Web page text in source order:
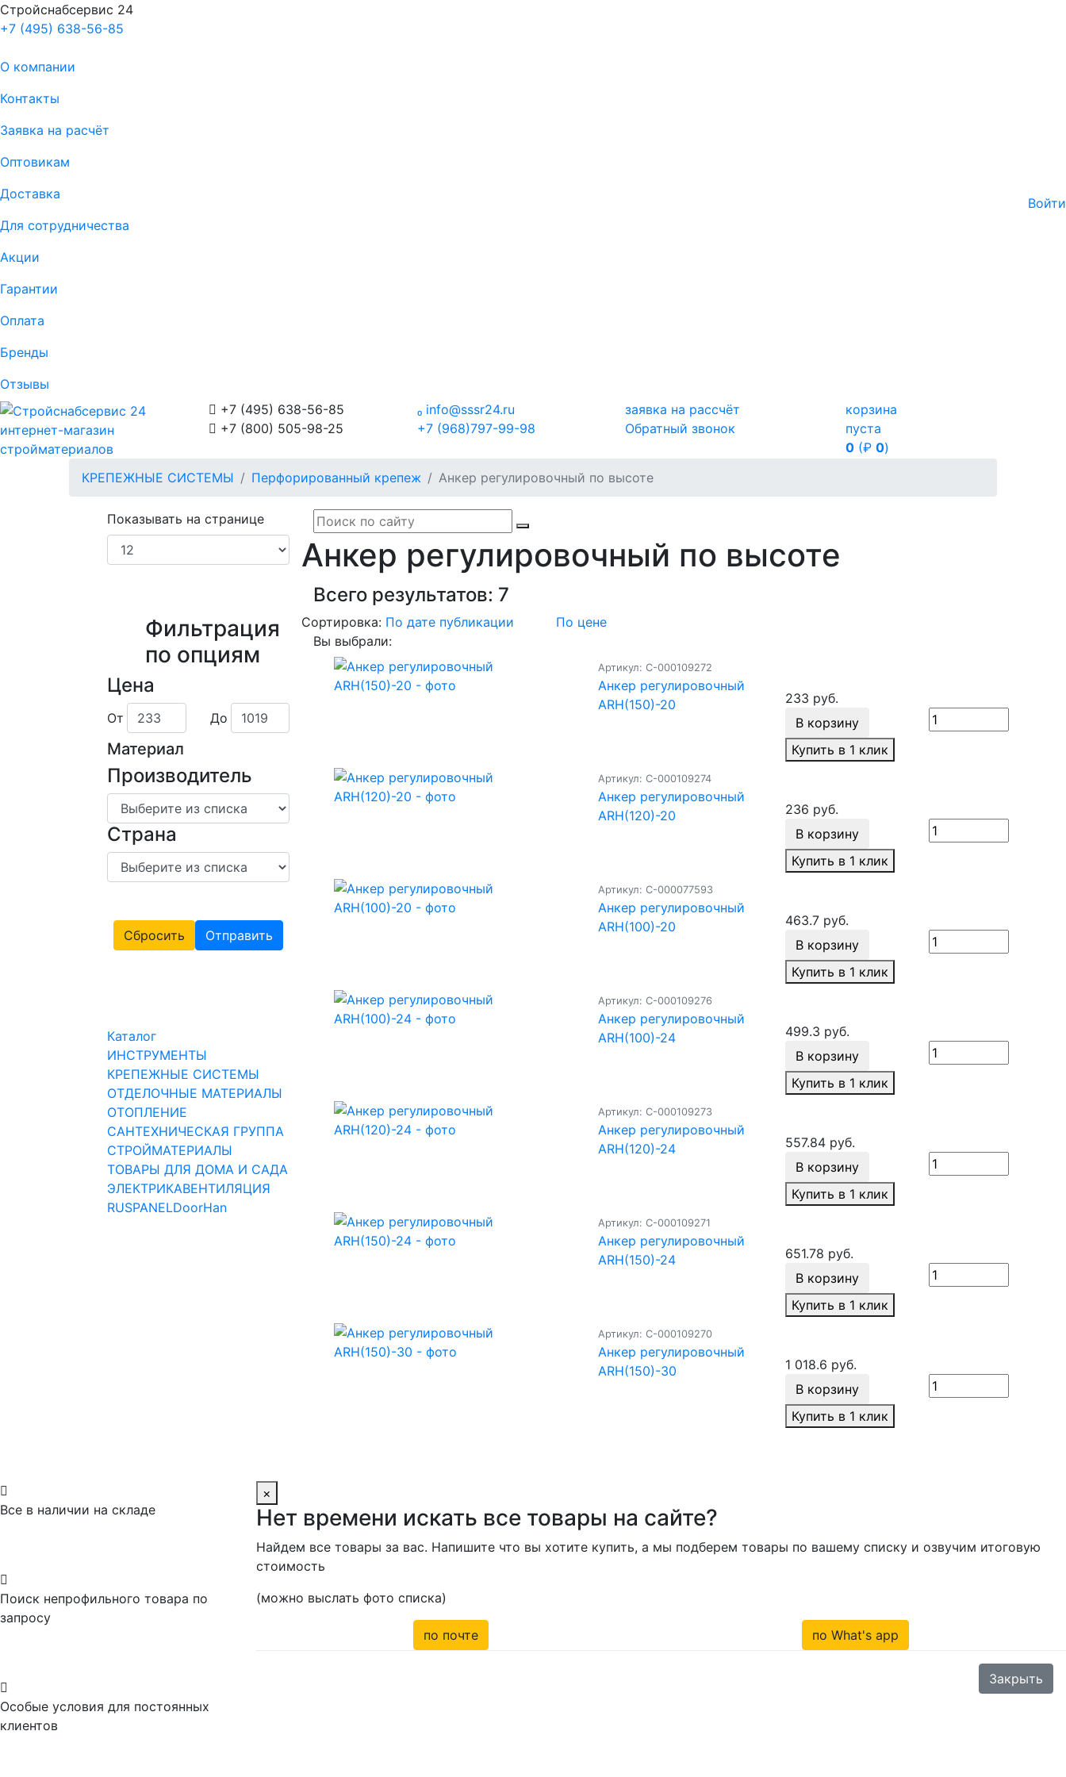
Стройснабсервис 24
+7 (495) 638-56-85
О компании
Контакты
Заявка на расчёт
Оптовикам
Доставка
Для сотрудничества
Акции
Гарантии
Оплата
Бренды
Отзывы
Войти
интернет-магазин
стройматериалов
корзина
пуста
0 (₽0)
 +7 (495) 638-56-85
 +7 (800) 505-98-25
info@sssr24.ru
+7 (968)797-99-98
заявка на рассчёт
Обратный звонок
КРЕПЕЖНЫЕ СИСТЕМЫ Перфорированный крепеж Анкер регулировочный по высоте
Анкер регулировочный по высоте
Всего результатов: 7
Сортировка: По дате публикации
По цене
Вы выбрали:
Артикул: С-000109272
Анкер регулировочный
ARH(150)-20
233 руб.
В корзину
Купить в 1 клик
Артикул: С-000109274
Анкер регулировочный
ARH(120)-20
236 руб.
В корзину
Купить в 1 клик
Артикул: С-000077593
Анкер регулировочный
ARH(100)-20
463.7 руб.
В корзину
Купить в 1 клик
Артикул: С-000109276
Анкер регулировочный
ARH(100)-24
499.3 руб.
В корзину
Купить в 1 клик
Артикул: С-000109273
Анкер регулировочный
ARH(120)-24
557.84 руб.
В корзину
Купить в 1 клик
Артикул: С-000109271
Анкер регулировочный
ARH(150)-24
651.78 руб.
В корзину
Купить в 1 клик
Артикул: С-000109270
Анкер регулировочный
ARH(150)-30
1 018.6 руб.
В корзину
Купить в 1 клик
Показывать на странице
Фильтрация
по опциям
Цена
От До
Материал
Производитель
Страна
Сбросить Отправить
Каталог
ИНСТРУМЕНТЫ
КРЕПЕЖНЫЕ СИСТЕМЫ
ОТДЕЛОЧНЫЕ МАТЕРИАЛЫ
ОТОПЛЕНИЕ
САНТЕХНИЧЕСКАЯ ГРУППА
СТРОЙМАТЕРИАЛЫ
ТОВАРЫ ДЛЯ ДОМА И САДА
ЭЛЕКТРИКАВЕНТИЛЯЦИЯ
RUSPANELDoorHan

Все в наличии на складе

Поиск непрофильного товара по
запросу

Особые условия для постоянных
клиентов
×
Нет времени искать все товары на сайте?
Найдем все товары за вас. Напишите что вы хотите купить, а мы подберем товары по вашему списку и озвучим итоговую
стоимость
(можно выслать фото списка)
по почте по What's app
Закрыть